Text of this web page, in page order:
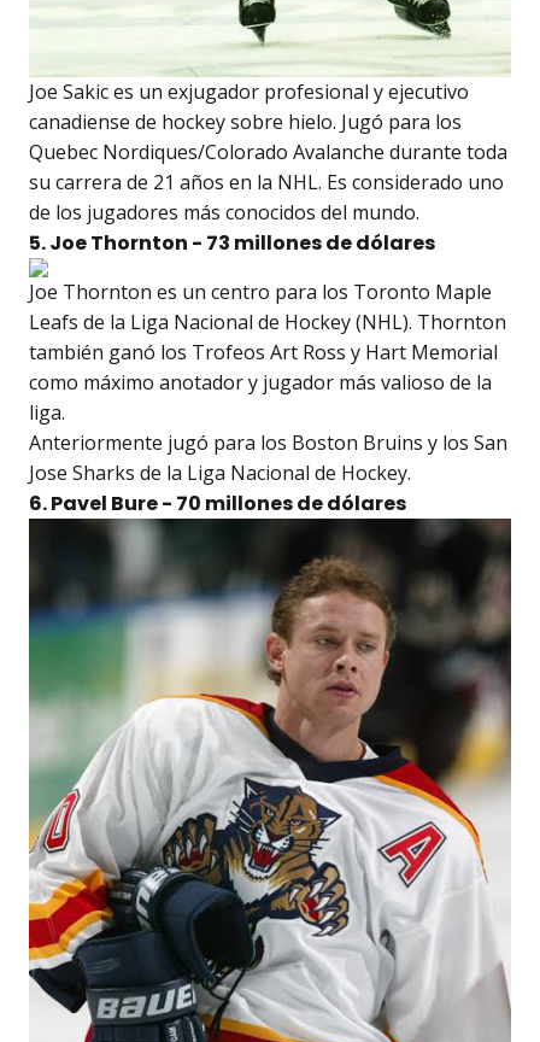
Joe Sakic es un exjugador profesional y ejecutivo
canadiense de hockey sobre hielo. Jugó para los
Quebec Nordiques/Colorado Avalanche durante toda
su carrera de 21 años en la NHL. Es considerado uno
de los jugadores más conocidos del mundo.
5. Joe Thornton - 73 millones de dólares
Joe Thornton es un centro para los Toronto Maple
Leafs de la Liga Nacional de Hockey (NHL). Thornton
también ganó los Trofeos Art Ross y Hart Memorial
como máximo anotador y jugador más valioso de la
liga.
Anteriormente jugó para los Boston Bruins y los San
Jose Sharks de la Liga Nacional de Hockey.
6. Pavel Bure - 70 millones de dólares